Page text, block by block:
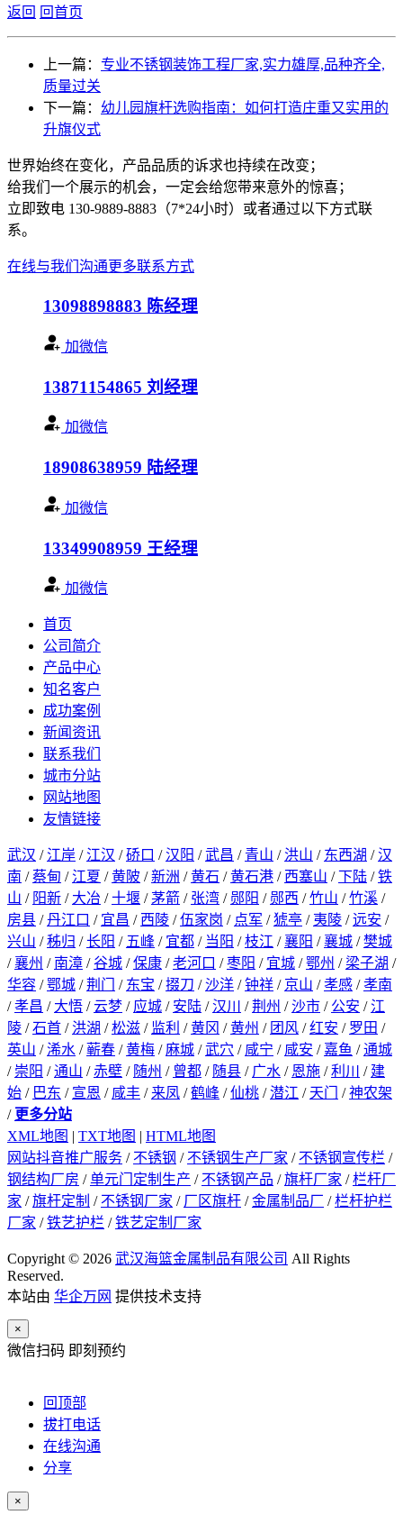
返回 回首页
上一篇： 专业不锈钢装饰工程厂家,实力雄厚,品种齐全,
质量过关
下一篇： 幼儿园旗杆选购指南：如何打造庄重又实用的
升旗仪式
世界始终在变化，产品品质的诉求也持续在改变；
给我们一个展示的机会，一定会给您带来意外的惊喜；
立即致电 130-9889-8883（7*24小时）或者通过以下方式联
系。
在线与我们沟通更多联系方式
13098898883 陈经理
加微信
13871154865 刘经理
加微信
18908638959 陆经理
加微信
13349908959 王经理
加微信
首页
公司简介
产品中心
知名客户
成功案例
新闻资讯
联系我们
城市分站
网站地图
友情链接
武汉 / 江岸 / 江汉 /硚口 /汉阳 /武昌 / 青山 / 洪山 / 东西湖 /汉
南 /蔡甸 / 江夏 /黄陂 /新洲 /黄石 /黄石港 / 西塞山 /下陆 /铁
山 / 阳新 / 大冶 /十堰 /茅箭 / 张湾 / 郧阳 / 郧西 /竹山 /竹溪 /
房县 /丹江口 / 宜昌 / 西陵 /伍家岗 / 点军 /猇亭 / 夷陵 /远安 /
兴山 /秭归 /长阳 / 五峰 / 宜都 / 当阳 /枝江 /襄阳 /襄城 /樊城
/襄州 / 南漳 /谷城 /保康 /老河口 /枣阳 / 宜城 /鄂州 / 梁子湖 /
华容 /鄂城 /荆门 / 东宝 /掇刀 /沙洋 /钟祥 / 京山 /孝感 /孝南
/孝昌 / 大悟 /云梦 / 应城 / 安陆 /汉川 /荆州 /沙市 / 公安 / 江
陵 /石首 / 洪湖 /松滋 / 监利 /黄冈 /黄州 / 团风 /红安 / 罗田 /
英山 /浠水 /蕲春 /黄梅 / 麻城 /武穴 / 咸宁 / 咸安 / 嘉鱼 /通城
/ 崇阳 /通山 /赤壁 / 随州 / 曾都 / 随县 / 广水 / 恩施 /利川 / 建
始 / 巴东 / 宣恩 / 咸丰 / 来凤 /鹤峰 /仙桃 /潜江 / 天门 /神农架
/ 更多分站
XML地图 | TXT地图 | HTML地图
网站抖音推广服务 / 不锈钢 / 不锈钢生产厂家 / 不锈钢宣传栏 /
钢结构厂房 /单元门定制生产 / 不锈钢产品 /旗杆厂家 /栏杆厂
家 /旗杆定制 / 不锈钢厂家 / 厂区旗杆 /金属制品厂 /栏杆护栏
厂家 /铁艺护栏 /铁艺定制厂家
Copyright © 2026 武汉海篮金属制品有限公司 All Rights
Reserved.
本站由 华企万网 提供技术支持
×
微信扫码 即刻预约
回顶部
拔打电话
在线沟通
分享
×